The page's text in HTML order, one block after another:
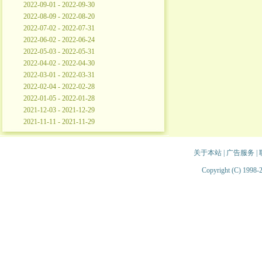
2022-09-01 - 2022-09-30
2022-08-09 - 2022-08-20
2022-07-02 - 2022-07-31
2022-06-02 - 2022-06-24
2022-05-03 - 2022-05-31
2022-04-02 - 2022-04-30
2022-03-01 - 2022-03-31
2022-02-04 - 2022-02-28
2022-01-05 - 2022-01-28
2021-12-03 - 2021-12-29
2021-11-11 - 2021-11-29
关于本站| 广告服务
Copyright (C) 1998-